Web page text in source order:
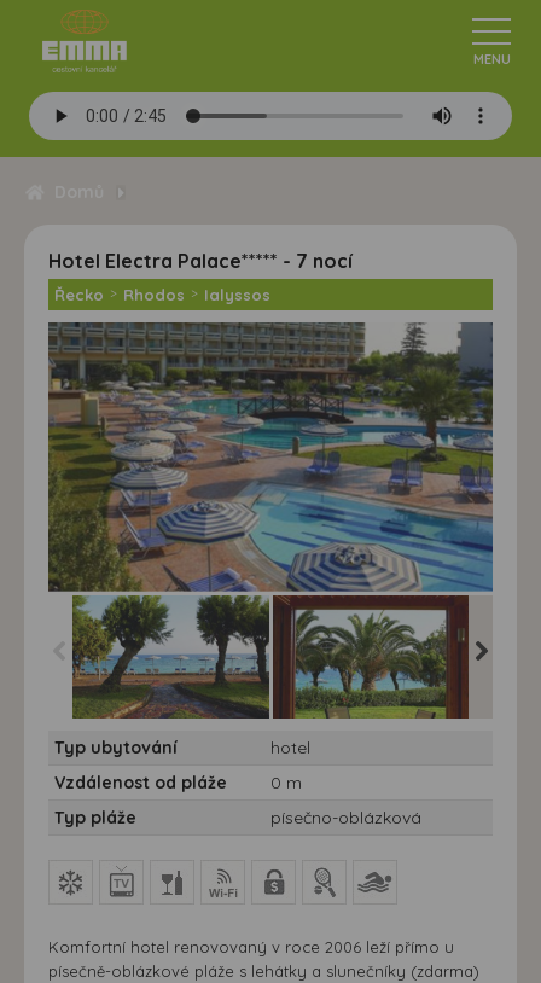
Hotel Electra Palace***** - 7 nocí
Řecko > Rhodos > Ialyssos
- 7 nocí - Rhodos,
Ialyssos, hotel Electra
Palace
- 7 nocí - Rhodos,
Ialyssos, hotel Electra
Palace
Typ ubytování
hotel
Vzdálenost od pláže
0 m
Typ pláže
písečno-oblázková
Komfortní hotel renovovaný v roce 2006 leží přímo u
písečně-oblázkové pláže s lehátky a slunečníky (zdarma)